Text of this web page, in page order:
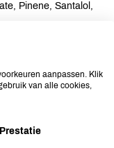
Pinene, Santalol,
aanpassen. Klik
van alle cookies,
Prestatie